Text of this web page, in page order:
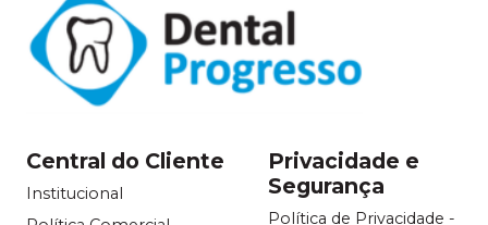
Central do Cliente
Institucional
Privacidade e
Segurança
Política de Privacidade -